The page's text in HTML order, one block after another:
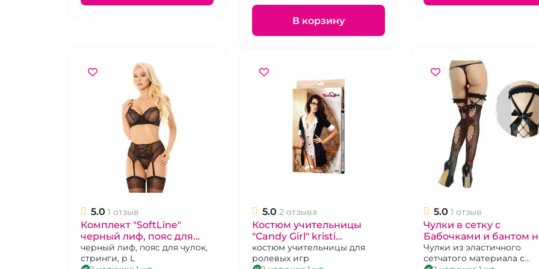
В корзину
5.0 1 отзыв
Комплект "SoftLine"
черный лиф, пояс для
чулок, стринги размер L
черный лиф, пояс для чулок,
стринги, р L
5.0 2 отзыва
Костюм учительницы
"Candy Girl" kristi
(боди,чулки,халат, очки,
указка), OS
костюм учительницы для
ролевых игр
5.0 1 отзыв
Чулки в сетку с
Бабочками и бантом
резинке "Красавица" с
подвязкой
Чулки из эластичного
сетчатого материала с